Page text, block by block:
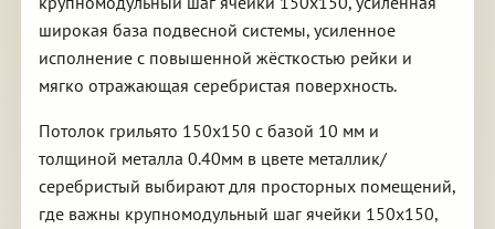
широкая база подвесной системы, усиленное
исполнение с повышенной жёсткостью рейки и
мягко отражающая серебристая поверхность.
Потолок грильято 150х150 с базой 10 мм и
толщиной металла 0.40мм в цвете металлик/
серебристый выбирают для просторных помещений,
где важны крупномодульный шаг ячейки 150х150,